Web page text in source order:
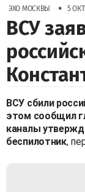
ЭХО МОСКВЫ • 5
ВСУ
ВСУ сбили
этом сообщил
каналы
беспилотник,